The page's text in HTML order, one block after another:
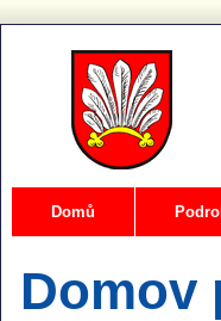
Domů
Domov